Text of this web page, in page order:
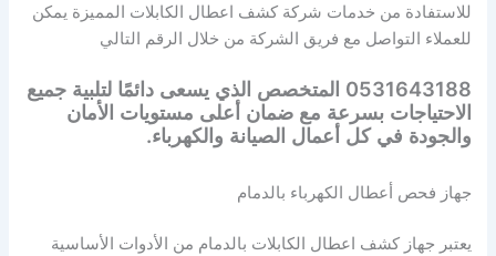
للاستفادة من خدمات شركة كشف اعطال الكابلات المميزة يمكن
للعملاء التواصل مع فريق الشركة من خلال الرقم التالي
0531643188 المتخصص الذي يسعى دائمًا لتلبية جميع
الاحتياجات بسرعة مع ضمان أعلى مستويات الأمان
والجودة في كل أعمال الصيانة والكهرباء.
جهاز فحص أعطال الكهرباء بالدمام
يعتبر جهاز كشف اعطال الكابلات بالدمام من الأدوات الأساسية